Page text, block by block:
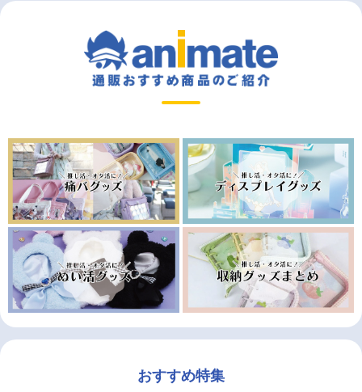
おすすめ特集